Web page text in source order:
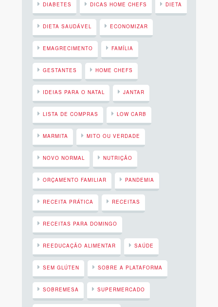
DIABETES DICAS HOME CHEFS DIETA
DIETA SAUDÁVEL ECONOMIZAR
EMAGRECIMENTO FAMÍLIA
GESTANTES HOME CHEFS
IDEIAS PARA O NATAL JANTAR
LISTA DE COMPRAS LOW CARB
MARMITA MITO OU VERDADE
NOVO NORMAL NUTRIÇÃO
ORÇAMENTO FAMILIAR PANDEMIA
RECEITA PRÁTICA RECEITAS
RECEITAS PARA DOMINGO
REEDUCAÇÃO ALIMENTAR SAÚDE
SEM GLÚTEN SOBRE A PLATAFORMA
SOBREMESA SUPERMERCADO